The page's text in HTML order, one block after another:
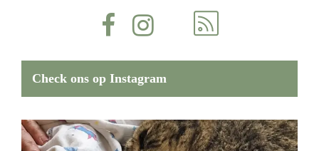
Check ons op Instagram